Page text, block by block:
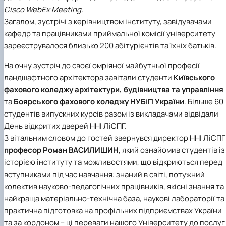
БОРИСЕНКО Володимир Валерійович
(29.07.1981 - 02.02.2024 р.), випускник 2002
ро…
ГОЛУБ Артур Володимирович (13.04.1994 -
12.09.2021 р.), випускник 2020 року.
18.06.2022 р.), випускник 1999 року.
ГОРОБЕНКО Олександр Миколайович
(13.09.1986 - 11.11.2024 р.), випускник 2023 ро…
ДАНИЛЕНКО Андрій Миколайович
- 24.08.2024 р.), випускник 2016 року.
ДОСЯК Дмитро Дмитрович (14.05.1981 -
22.12.2023 р.), випускник 2004 року.
ДРУЗЬ Валерій Іванович (02.10.1980 -
05.09.2023 р.), випускник 2003 року.
ДУБИНА Сергій Анатолійович (24.04.1983 -
31.07.2023 р.), випускник 2005 року.
ЗАЛОЗНИЙ Вʼячеслав Анатолійович
(11.06.1984 - 24.09.2024 р.), випускник 2006
ро…
КОВАЛЬСЬКИЙ Павло Васильович
Лісопожежні школи
Міжнародні стандарти з гасіння пожеж
Пожежне законодавство
Контакти
Cisco WebEx Meeting.
Загалом, зустрічі з керівництвом інституту, завідувачами
кафедр та працівниками приймальної комісії університету
зареєструвалося близько 200 абітурієнтів та їхніх батьків.
На очну зустріч до своєї омріяної майбутньої професії
ландшафтного архітектора завітали студенти Київського
фахового коледжу архітектури, будівництва та управління
таБоярського фахового коледжу НУБіП України. Більше 60
студентів випускних курсів разом із викладачами відвідали
День відкритих дверей ННІ ЛіСПГ.
З вітальним словом до гостей звернувся директор ННІ ЛіСПГ
професор Роман ВАСИЛИШИН, який ознайомив студентів із
історією інституту та можливостями, що відкриються перед
вступниками під час навчання: знаний в світі, потужний
колектив науково-педагогічних працівників, якісні знання та
найкраща матеріально-технічна база, наукові лабораторії та
практична підготовка на профільних підприємствах України
та за кордоном – ці переваги нашого Університету до послуг